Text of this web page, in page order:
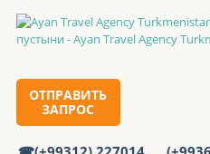
ОТПРАВИТЬ
ЗАПРОС
Главная
Верблюд дромадер – живое